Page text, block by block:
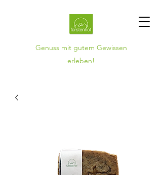
Genuss mit gutem Gewissen
erleben!